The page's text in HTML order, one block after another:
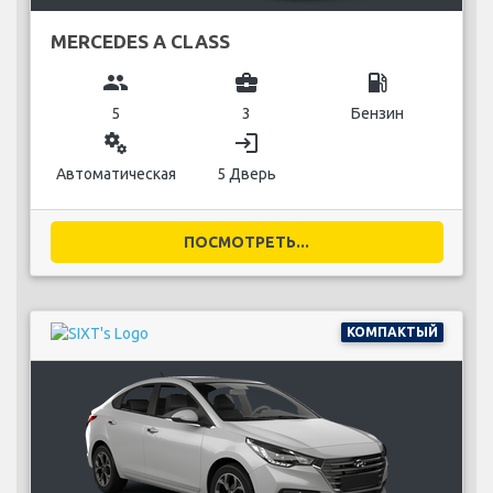
MERCEDES B CLASS
group
5
business_center
4
local_gas_station
miscellaneous_services
Ручной
login
5 Дверь